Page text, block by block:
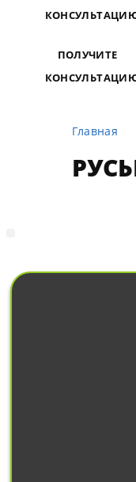
ПОЛУЧИТЕ
Главная